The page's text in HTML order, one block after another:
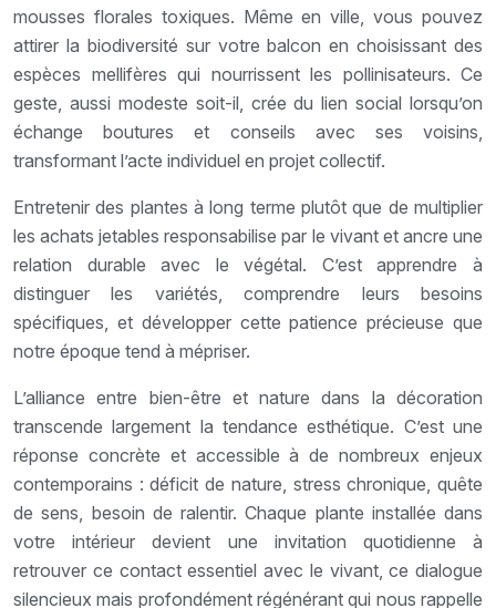
mousses florales toxiques. Même en ville, vous pouvez
attirer la biodiversité sur votre balcon en choisissant des
espèces mellifères qui nourrissent les pollinisateurs. Ce
geste, aussi modeste soit-il, crée du lien social lorsqu’on
échange boutures et conseils avec ses voisins,
transformant l’acte individuel en projet collectif.
Entretenir des plantes à long terme plutôt que de multiplier
les achats jetables responsabilise par le vivant et ancre une
relation durable avec le végétal. C’est apprendre à
distinguer les variétés, comprendre leurs besoins
spécifiques, et développer cette patience précieuse que
notre époque tend à mépriser.
L’alliance entre bien-être et nature dans la décoration
transcende largement la tendance esthétique. C’est une
réponse concrète et accessible à de nombreux enjeux
contemporains : déficit de nature, stress chronique, quête
de sens, besoin de ralentir. Chaque plante installée dans
votre intérieur devient une invitation quotidienne à
retrouver ce contact essentiel avec le vivant, ce dialogue
silencieux mais profondément régénérant qui nous rappelle